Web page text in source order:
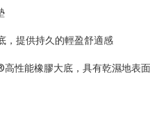
，提供持久的輕盈舒適感
性能橡膠大底，具有乾濕地表